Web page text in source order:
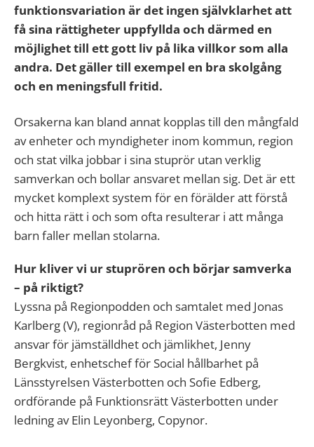
funktionsvariation är det ingen självklarhet att
få sina rättigheter uppfyllda och därmed en
möjlighet till ett gott liv på lika villkor som alla
andra. Det gäller till exempel en bra skolgång
och en meningsfull fritid.
Orsakerna kan bland annat kopplas till den mångfald
av enheter och myndigheter inom kommun, region
och stat vilka jobbar i sina stuprör utan verklig
samverkan och bollar ansvaret mellan sig. Det är ett
mycket komplext system för en förälder att förstå
och hitta rätt i och som ofta resulterar i att många
barn faller mellan stolarna.
Hur kliver vi ur stuprören och börjar samverka
– på riktigt?
Lyssna på Regionpodden och samtalet med Jonas
Karlberg (V), regionråd på Region Västerbotten med
ansvar för jämställdhet och jämlikhet, Jenny
Bergkvist, enhetschef för Social hållbarhet på
Länsstyrelsen Västerbotten och Sofie Edberg,
ordförande på Funktionsrätt Västerbotten under
ledning av Elin Leyonberg, Copynor.